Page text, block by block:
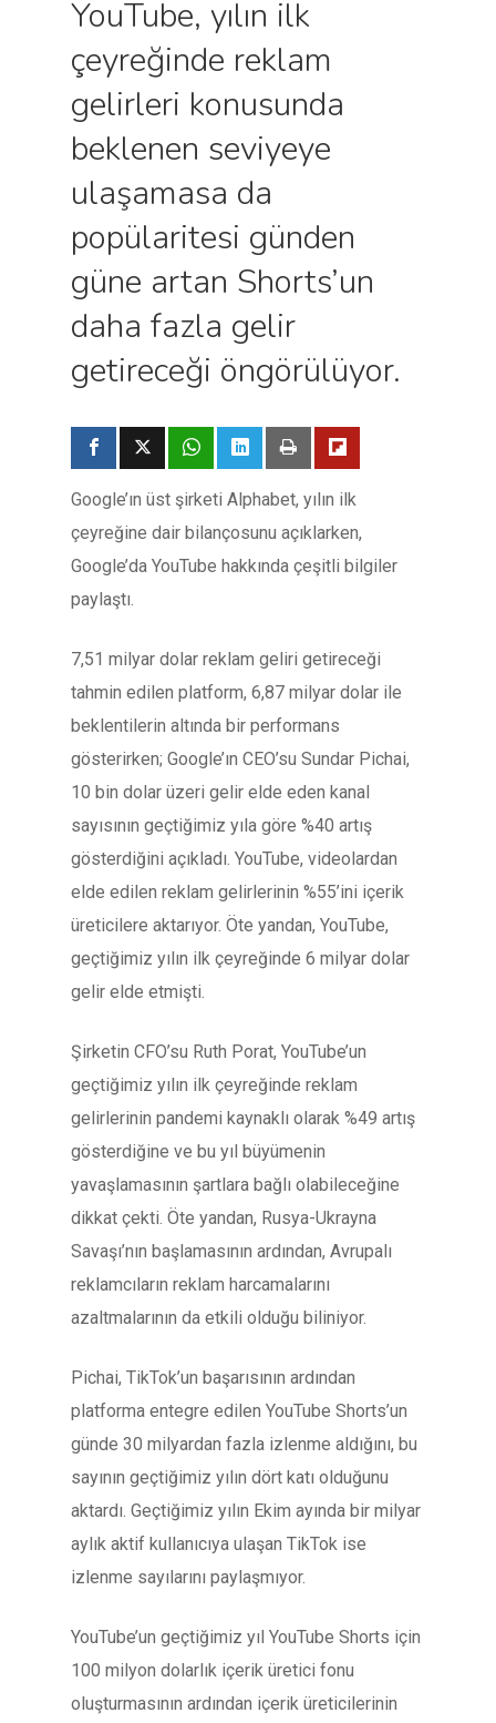
YouTube, yılın ilk
çeyreğinde reklam
gelirleri konusunda
beklenen seviyeye
ulaşamasa da
popülaritesi günden
güne artan Shorts’un
daha fazla gelir
getireceği öngörülüyor.
Google’ın üst şirketi Alphabet, yılın ilk
çeyreğine dair bilançosunu açıklarken,
Google’da YouTube hakkında çeşitli bilgiler
paylaştı.
7,51 milyar dolar reklam geliri getireceği
tahmin edilen platform, 6,87 milyar dolar ile
beklentilerin altında bir performans
gösterirken; Google’ın CEO’su Sundar Pichai,
10 bin dolar üzeri gelir elde eden kanal
sayısının geçtiğimiz yıla göre %40 artış
gösterdiğini açıkladı. YouTube, videolardan
elde edilen reklam gelirlerinin %55’ini içerik
üreticilere aktarıyor. Öte yandan, YouTube,
geçtiğimiz yılın ilk çeyreğinde 6 milyar dolar
gelir elde etmişti.
Şirketin CFO’su Ruth Porat, YouTube’un
geçtiğimiz yılın ilk çeyreğinde reklam
gelirlerinin pandemi kaynaklı olarak %49 artış
gösterdiğine ve bu yıl büyümenin
yavaşlamasının şartlara bağlı olabileceğine
dikkat çekti. Öte yandan, Rusya-Ukrayna
Savaşı’nın başlamasının ardından, Avrupalı
reklamcıların reklam harcamalarını
azaltmalarının da etkili olduğu biliniyor.
Pichai, TikTok’un başarısının ardından
platforma entegre edilen YouTube Shorts’un
günde 30 milyardan fazla izlenme aldığını, bu
sayının geçtiğimiz yılın dört katı olduğunu
aktardı. Geçtiğimiz yılın Ekim ayında bir milyar
aylık aktif kullanıcıya ulaşan TikTok ise
izlenme sayılarını paylaşmıyor.
YouTube’un geçtiğimiz yıl YouTube Shorts için
100 milyon dolarlık içerik üretici fonu
oluşturmasının ardından içerik üreticilerinin